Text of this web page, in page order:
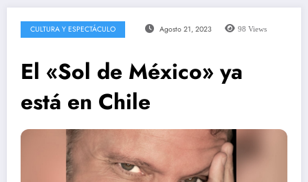
CULTURA Y ESPECTÁCULO Agosto 21, 2023 98 Views
El «Sol de México» ya
está en Chile